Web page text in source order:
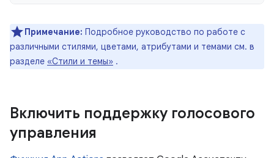
Примечание: Подробное руководство по работе с
различными стилями, цветами, атрибутами и темами см. в
разделе «Стили и темы» .
Включить поддержку голосового
управления